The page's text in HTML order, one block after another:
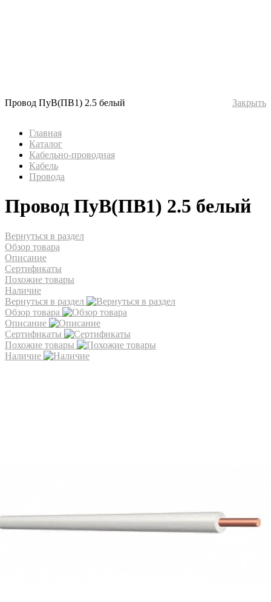
Провод ПуВ(ПВ1) 2.5 белый Закрыть
Главная
Каталог
Кабельно-проводная
Кабель
Провода
Провод ПуВ(ПВ1) 2.5 белый
Вернуться в раздел
Обзор товара
Описание
Сертификаты
Похожие товары
Наличие
Вернуться в раздел
Обзор товара
Описание
Сертификаты
Похожие товары
Наличие